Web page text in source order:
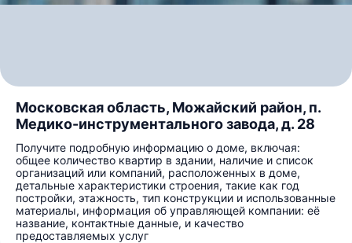
Московская область, Можайский район, п.
Медико-инструментального завода, д. 28
Получите подробную информацию о доме, включая:
общее количество квартир в здании, наличие и список
организаций или компаний, расположенных в доме,
детальные характеристики строения, такие как год
постройки, этажность, тип конструкции и использованные
материалы, информация об управляющей компании: её
название, контактные данные, и качество
предоставляемых услуг